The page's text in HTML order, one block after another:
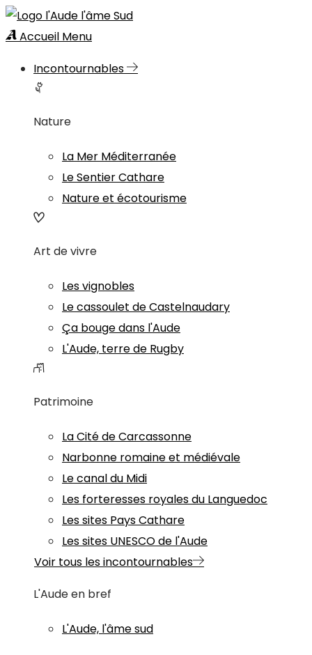
Accueil Menu
Incontournables
Nature
La Mer Méditerranée
Le Sentier Cathare
Nature et écotourisme
Art de vivre
Les vignobles
Le cassoulet de Castelnaudary
Ça bouge dans l'Aude
L'Aude, terre de Rugby
Patrimoine
La Cité de Carcassonne
Narbonne romaine et médiévale
Le canal du Midi
Les forteresses royales du Languedoc
Les sites Pays Cathare
Les sites UNESCO de l'Aude
Voir tous les incontournables
L'Aude en bref
L'Aude, l'âme sud